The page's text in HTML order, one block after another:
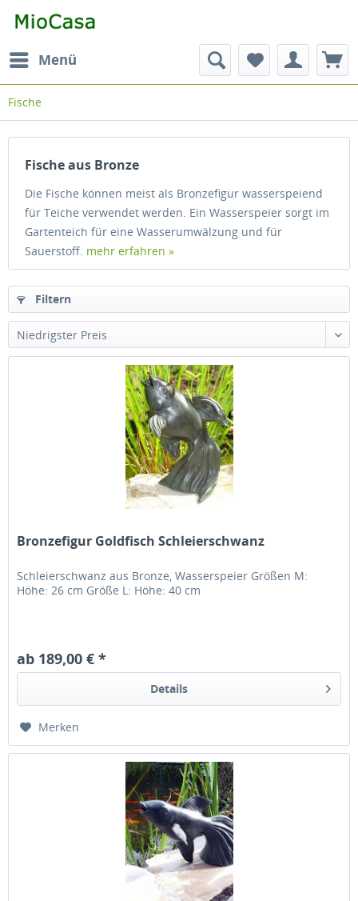
Menü
Fische
Fische aus Bronze
Die Fische können meist als Bronzefigur wasserspeiend
für Teiche verwendet werden. Ein Wasserspeier sorgt im
Gartenteich für eine Wasserumwälzung und für
Sauerstoff. mehr erfahren »
Filtern
Bronzefigur Goldfisch Schleierschwanz
Schleierschwanz aus Bronze, Wasserspeier Größen M:
Höhe: 26 cm Größe L: Höhe: 40 cm
ab 189,00 € *
Details
Merken